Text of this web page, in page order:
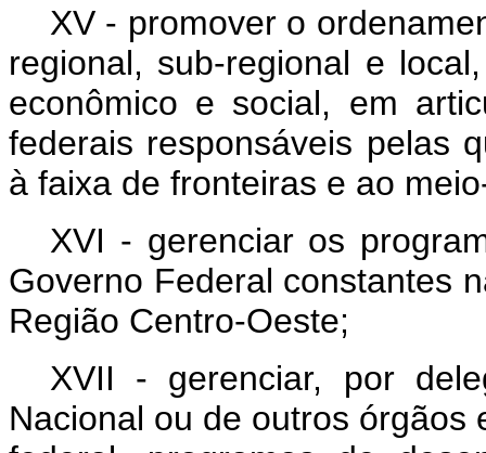
XV - promover o
regional, sub-regional e
econômico e social, em
federais responsáveis pelas
à faixa de fronteiras e ao
XVI - gerenciar os
Governo Federal constantes
Região Centro-Oeste;
XVII - gerenciar, por
Nacional ou de outros órgãos